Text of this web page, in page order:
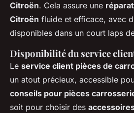
Citroën. Cela assure une
Citroën fluide et efficace, avec
disponibles dans un court laps
Disponibilité du service
Le service client pièces de
un atout précieux, accessible
conseils pour pièces
soit pour choisir des